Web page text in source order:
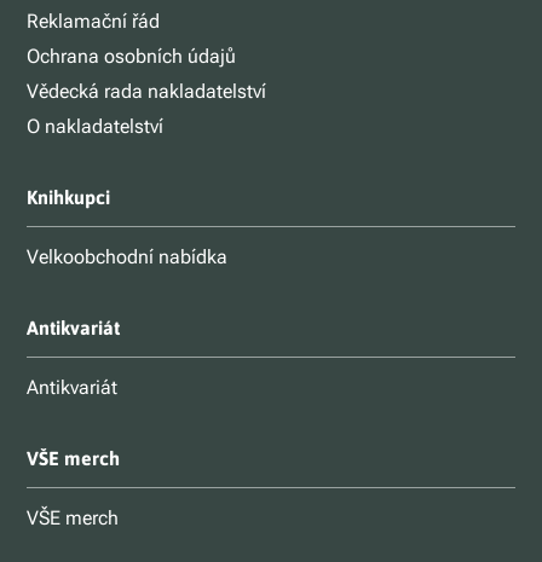
Reklamační řád
Ochrana osobních údajů
Vědecká rada nakladatelství
O nakladatelství
Knihkupci
Velkoobchodní nabídka
Antikvariát
Antikvariát
VŠE merch
VŠE merch